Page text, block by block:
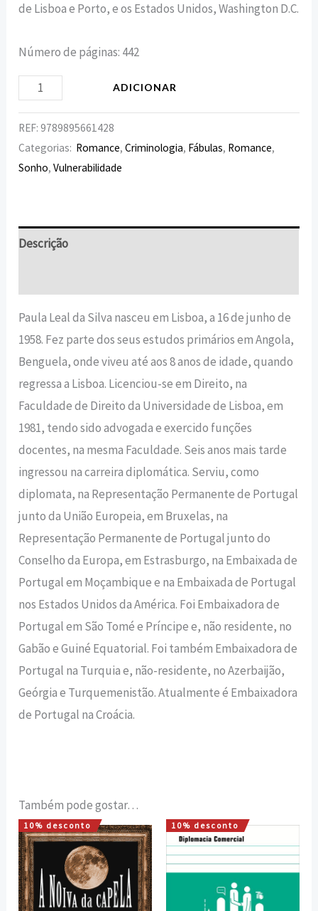
de Lisboa e Porto, e os Estados Unidos, Washington D.C.
Número de páginas: 442
ADICIONAR
REF:9789895661428
Categorias: Romance,Criminologia, Fábulas, Romance,
Sonho,Vulnerabilidade
Descrição
Paula Leal da Silva nasceu em Lisboa, a 16 de junho de
1958. Fez parte dos seus estudos primários em Angola,
Benguela, onde viveu até aos 8 anos de idade, quando
regressa a Lisboa. Licenciou-se em Direito, na
Faculdade de Direito da Universidade de Lisboa, em
1981, tendo sido advogada e exercido funções
docentes, na mesma Faculdade. Seis anos mais tarde
ingressou na carreira diplomática. Serviu, como
diplomata, na Representação Permanente de Portugal
junto da União Europeia, em Bruxelas, na
Representação Permanente de Portugal junto do
Conselho da Europa, em Estrasburgo, na Embaixada de
Portugal em Moçambique e na Embaixada de Portugal
nos Estados Unidos da América. Foi Embaixadora de
Portugal em São Tomé e Príncipe e, não residente, no
Gabão e Guiné Equatorial. Foi também Embaixadora de
Portugal na Turquia e, não-residente, no Azerbaijão,
Geórgia e Turquemenistão. Atualmente é Embaixadora
de Portugal na Croácia.
Também pode gostar…
10% desconto
O
preço
original
era:
16,00 €.
O
preço
atual
é:
14,40 €.
10% desconto
O
preço
original
era:
12,00 €.
O
preço
atual
é:
10,80 €.